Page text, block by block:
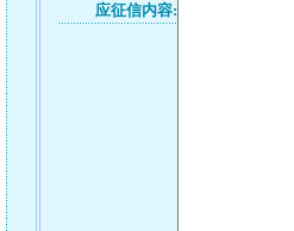
应征信内容: